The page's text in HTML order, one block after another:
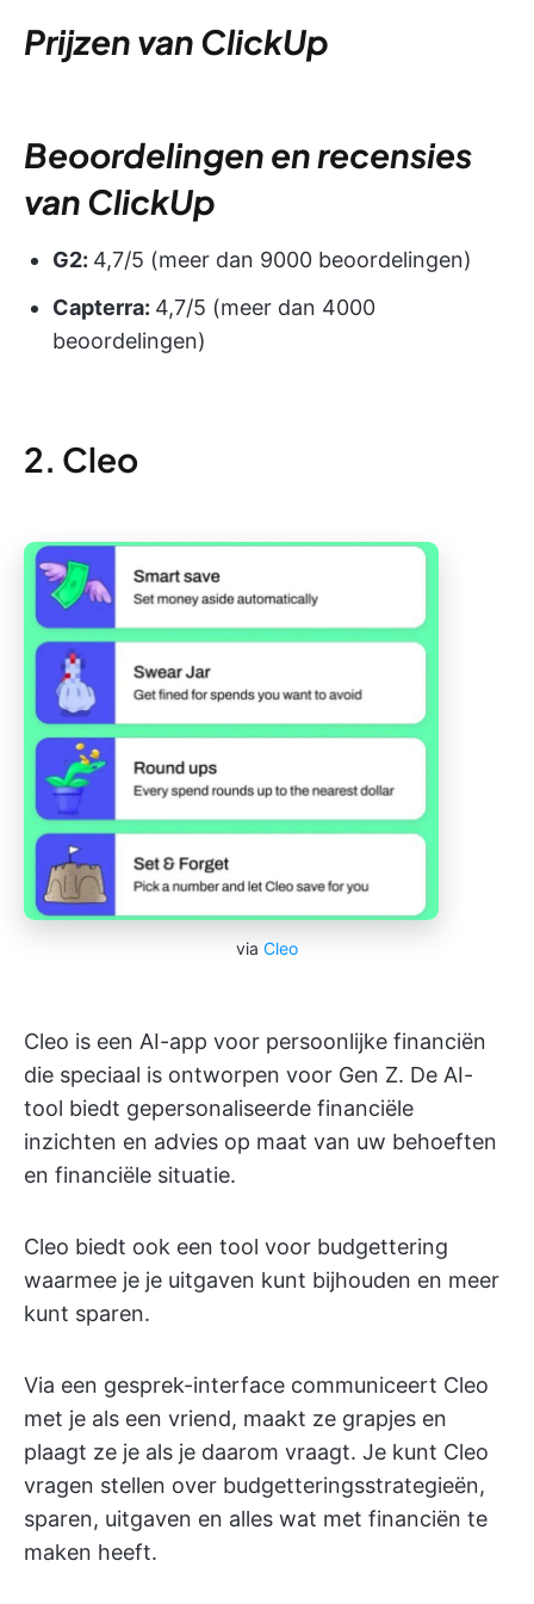
Prijzen van ClickUp
Beoordelingen en recensies
van ClickUp
G2: 4,7/5 (meer dan 9000 beoordelingen)
Capterra: 4,7/5 (meer dan 4000
beoordelingen)
2. Cleo
via Cleo
Cleo is een AI-app voor persoonlijke financiën
die speciaal is ontworpen voor Gen Z. De AI-
tool biedt gepersonaliseerde financiële
inzichten en advies op maat van uw behoeften
en financiële situatie.
Cleo biedt ook een tool voor budgettering
waarmee je je uitgaven kunt bijhouden en meer
kunt sparen.
Via een gesprek-interface communiceert Cleo
met je als een vriend, maakt ze grapjes en
plaagt ze je als je daarom vraagt. Je kunt Cleo
vragen stellen over budgetteringsstrategieën,
sparen, uitgaven en alles wat met financiën te
maken heeft.